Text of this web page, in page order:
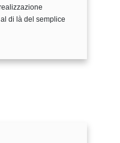
di là del semplice